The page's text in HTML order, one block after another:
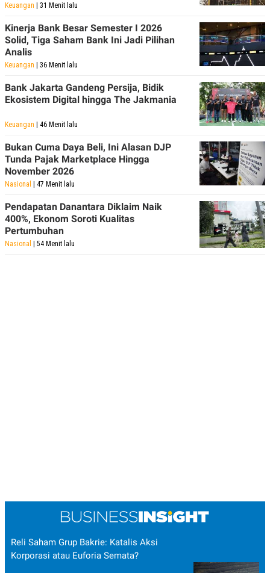
Keuangan | 31 Menit lalu
Kinerja Bank Besar Semester I 2026
Solid, Tiga Saham Bank Ini Jadi Pilihan
Analis
Keuangan | 36 Menit lalu
Bank Jakarta Gandeng Persija, Bidik
Ekosistem Digital hingga The Jakmania
Keuangan | 46 Menit lalu
Bukan Cuma Daya Beli, Ini Alasan DJP
Tunda Pajak Marketplace Hingga
November 2026
Nasional | 47 Menit lalu
Pendapatan Danantara Diklaim Naik
400%, Ekonom Soroti Kualitas
Pertumbuhan
Nasional | 54 Menit lalu
Reli Saham Grup Bakrie: Katalis Aksi
Korporasi atau Euforia Semata?